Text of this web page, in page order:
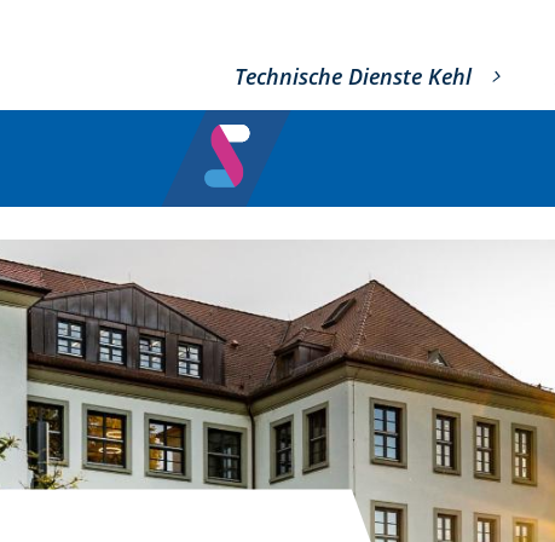
Technische Dienste Kehl